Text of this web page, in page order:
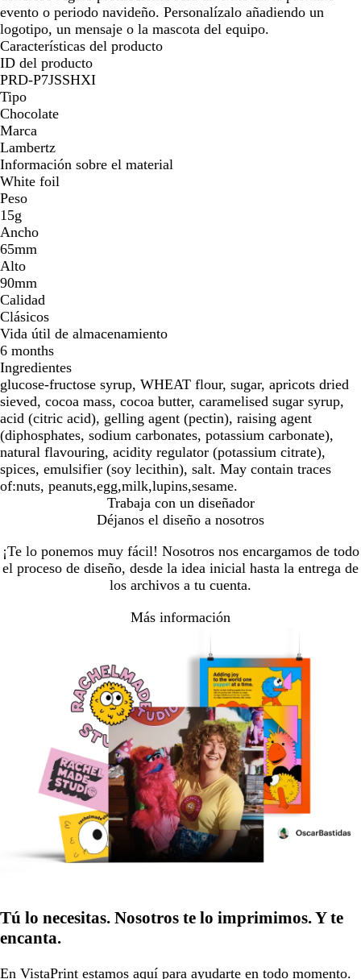
evento o periodo navideño. Personalízalo añadiendo un
logotipo, un mensaje o la mascota del equipo.
Características del producto
ID del producto
PRD-P7JSSHXI
Tipo
Chocolate
Marca
Lambertz
Información sobre el material
White foil
Peso
15g
Ancho
65mm
Alto
90mm
Calidad
Clásicos
Vida útil de almacenamiento
6 months
Ingredientes
glucose-fructose syrup, WHEAT flour, sugar, apricots dried
sieved, cocoa mass, cocoa butter, caramelised sugar syrup,
acid (citric acid), gelling agent (pectin), raising agent
(diphosphates, sodium carbonates, potassium carbonate),
natural flavouring, acidity regulator (potassium citrate),
spices, emulsifier (soy lecithin), salt. May contain traces
of:nuts, peanuts,egg,milk,lupins,sesame.
Trabaja con un diseñador
Déjanos el diseño a nosotros
¡Te lo ponemos muy fácil! Nosotros nos encargamos de todo
el proceso de diseño, desde la idea inicial hasta la entrega de
los archivos a tu cuenta.
Más información
Tú lo necesitas. Nosotros te lo imprimimos. Y te
encanta.
En VistaPrint estamos aquí para ayudarte en todo momento.